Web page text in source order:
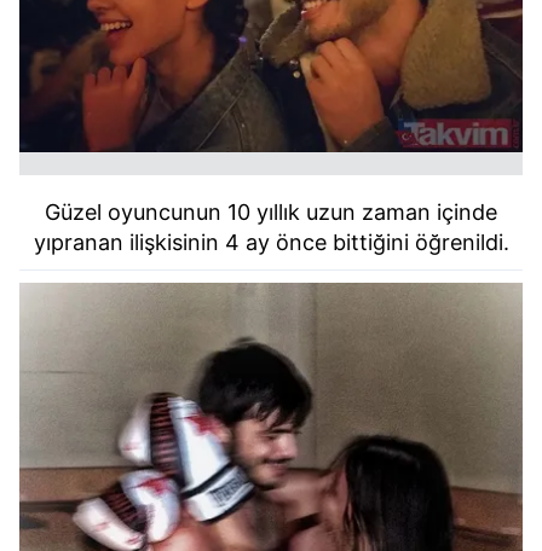
Güzel oyuncunun 10 yıllık uzun zaman içinde
yıpranan ilişkisinin 4 ay önce bittiğini öğrenildi.